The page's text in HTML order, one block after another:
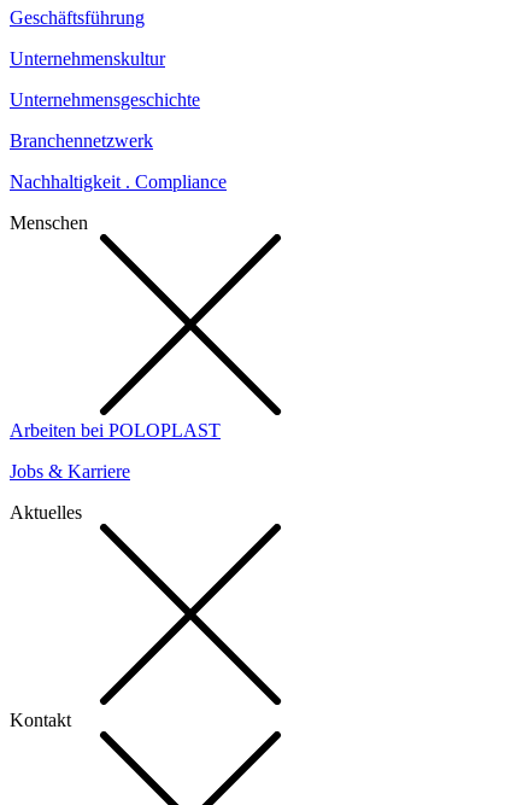
Geschäftsführung
Unternehmenskultur
Unternehmensgeschichte
Branchennetzwerk
Nachhaltigkeit . Compliance
Menschen
Arbeiten bei POLOPLAST
Jobs & Karriere
Aktuelles
Kontakt